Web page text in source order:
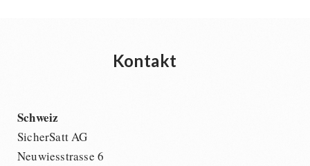
Kontakt
Schweiz
SicherSatt AG
Neuwiesstrasse 6